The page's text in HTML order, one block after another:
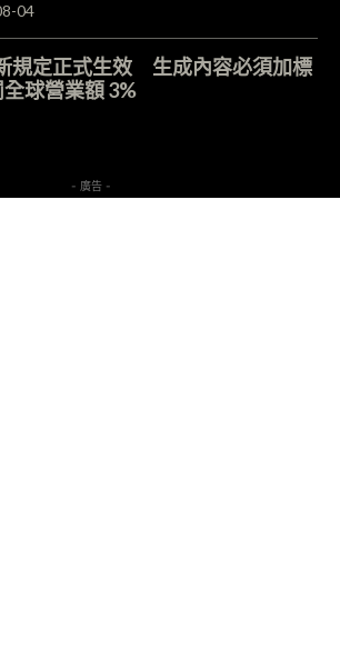
04
規定正式生效 生成內容必須加標
球營業額 3%
- 廣告 -